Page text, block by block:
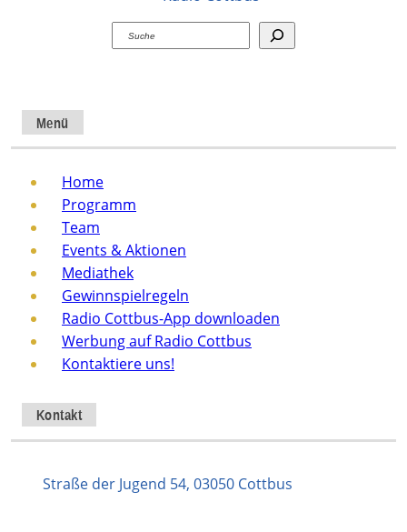
Suchen
Menü
Home
Programm
Team
Events & Aktionen
Mediathek
Gewinnspielregeln
Radio Cottbus-App downloaden
Werbung auf Radio Cottbus
Kontaktiere uns!
Kontakt
Straße der Jugend 54, 03050 Cottbus